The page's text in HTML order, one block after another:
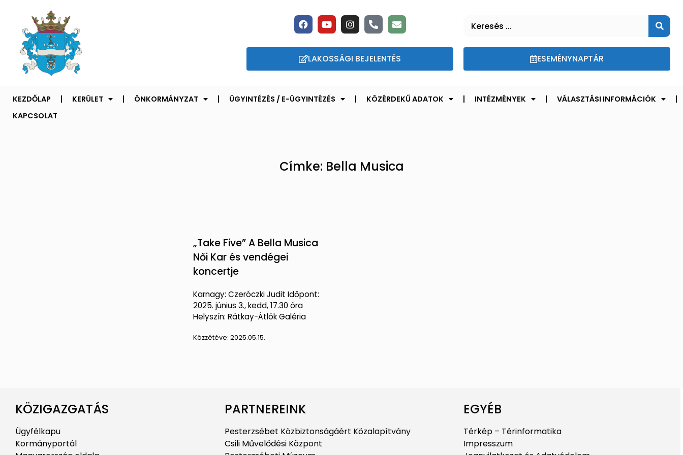
LAKOSSÁGI BEJELENTÉS ESEMÉNYNAPTÁR
KEZDŐLAP KERÜLET ÖNKORMÁNYZAT ÜGYINTÉZÉS / E-ÜGYINTÉZÉS KÖZÉRDEKŰ ADATOK INTÉZMÉNYEK
VÁLASZTÁSI INFORMÁCIÓK
KAPCSOLAT
Címke: Bella Musica
„Take Five” A Bella Musica
Női Kar és vendégei
koncertje
Karnagy: Czeróczki Judit Időpont:
2025. június 3., kedd, 17.30 óra
Helyszín: Rátkay-Átlók Galéria
Közzétéve:2025.05.15.
KÖZIGAZGATÁS
Ügyfélkapu
Kormányportál
PARTNEREINK
Pesterzsébet Közbiztonságáért Közalapítvány
Csili Művelődési Központ
EGYÉB
Térkép – Térinformatika
Impresszum